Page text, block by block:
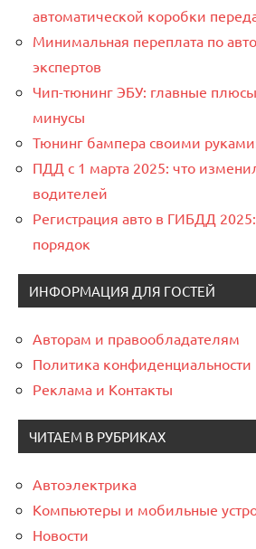
автоматической коробки
Минимальная переплата по
экспертов
Чип-тюнинг ЭБУ: главные
минусы
Тюнинг бампера своими
ПДД с 1 марта 2025: что
водителей
Регистрация авто в ГИБДД
порядок
ИНФОРМАЦИЯ ДЛЯ ГОСТЕЙ
Авторам и правообладателям
Политика конфиденциальности
Реклама и Контакты
ЧИТАЕМ В РУБРИКАХ
Автоэлектрика
Компьютеры и мобильные
Новости